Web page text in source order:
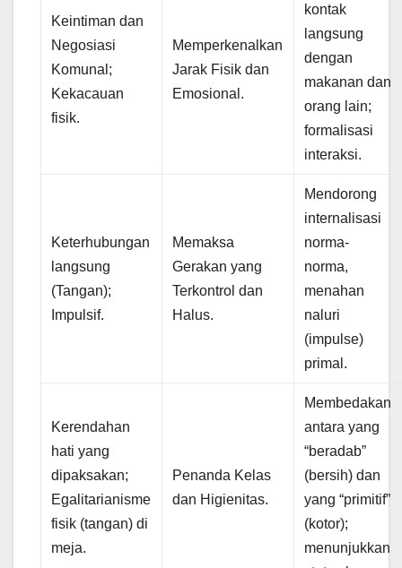
Keintiman dan
Negosiasi
Komunal;
Kekacauan
fisik.
Memperkenalkan
Jarak Fisik dan
Emosional.
kontak
langsung
dengan
makanan dan
orang lain;
formalisasi
interaksi.
Keterhubungan
langsung
(Tangan);
Impulsif.
Memaksa
Gerakan yang
Terkontrol dan
Halus.
Mendorong
internalisasi
norma-
norma,
menahan
naluri
(impulse)
primal.
Kerendahan
hati yang
dipaksakan;
Egalitarianisme
fisik (tangan) di
meja.
Penanda Kelas
dan Higienitas.
Membedakan
antara yang
“beradab”
(bersih) dan
yang “primitif”
(kotor);
menunjukkan